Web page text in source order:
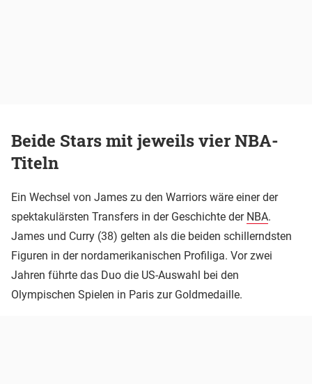
Beide Stars mit jeweils vier NBA-
Titeln
Ein Wechsel von James zu den Warriors wäre einer der
spektakulärsten Transfers in der Geschichte der NBA.
James und Curry (38) gelten als die beiden schillerndsten
Figuren in der nordamerikanischen Profiliga. Vor zwei
Jahren führte das Duo die US-Auswahl bei den
Olympischen Spielen in Paris zur Goldmedaille.